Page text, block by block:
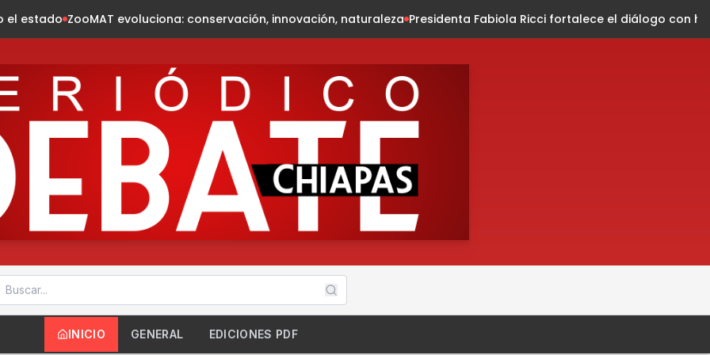
conservación, innovación, naturaleza Presidenta Fabiola Ricci fortalece el diálogo con habitantes de la
INICIO GENERAL EDICIONES PDF